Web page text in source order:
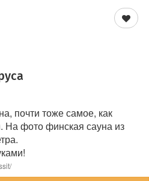
почти тоже самое, как
На фото финская сауна из